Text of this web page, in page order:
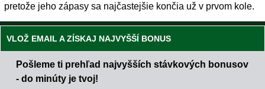
pretože jeho zápasy sa najčastejšie končia už v prvom kole.
VLOŽ EMAIL A ZÍSKAJ NAJVYŠŠÍ BONUS
Pošleme ti prehľad najvyšších stávkových bonusov
- do minúty je tvoj!